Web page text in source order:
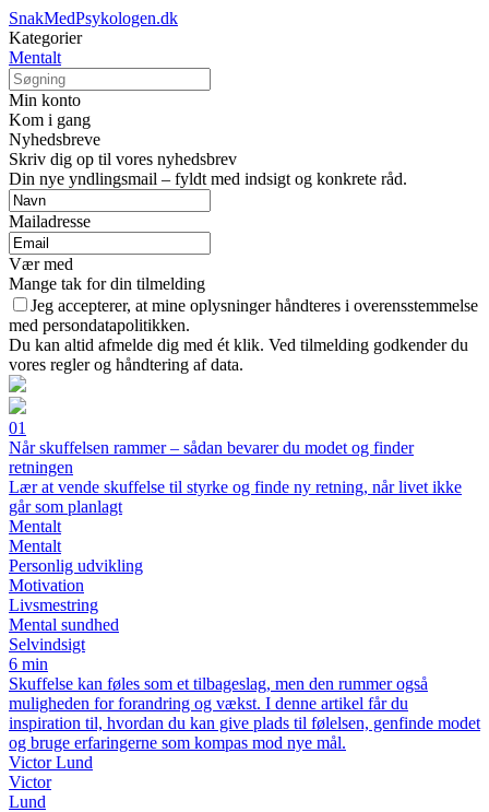
SnakMedPsykologen.dk
Kategorier
Mentalt
Min konto
Kom i gang
Nyhedsbreve
Skriv dig op til vores nyhedsbrev
Din nye yndlingsmail – fyldt med indsigt og konkrete råd.
Mailadresse
Vær med
Mange tak for din tilmelding
Jeg accepterer, at mine oplysninger håndteres i overensstemmelse
med persondatapolitikken.
Du kan altid afmelde dig med ét klik. Ved tilmelding godkender du
vores regler og håndtering af data.
01
Når skuffelsen rammer – sådan bevarer du modet og finder
retningen
Lær at vende skuffelse til styrke og finde ny retning, når livet ikke
går som planlagt
Mentalt
Mentalt
Personlig udvikling
Motivation
Livsmestring
Mental sundhed
Selvindsigt
6 min
Skuffelse kan føles som et tilbageslag, men den rummer også
muligheden for forandring og vækst. I denne artikel får du
inspiration til, hvordan du kan give plads til følelsen, genfinde modet
og bruge erfaringerne som kompas mod nye mål.
Victor Lund
Victor
Lund